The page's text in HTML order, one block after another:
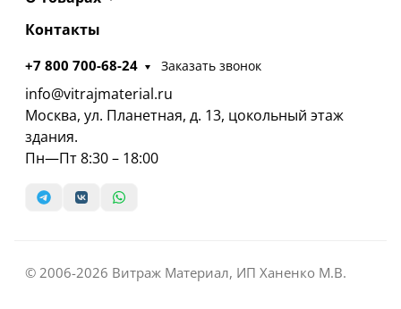
Контакты
+7 800 700-68-24 Заказать звонок
info@vitrajmaterial.ru
Москва, ул. Планетная, д. 13, цокольный этаж
здания.
Пн—Пт 8:30 – 18:00
© 2006-2026 Витраж Материал, ИП Ханенко М.В.